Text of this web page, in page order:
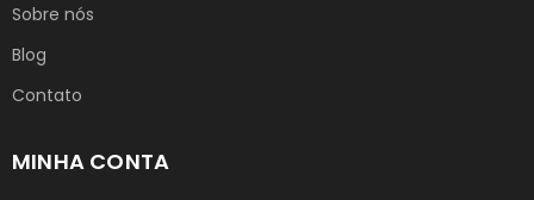
Sobre nós
Blog
Contato
MINHA CONTA